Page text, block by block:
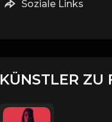
Soziale Links
KÜNSTLER ZU